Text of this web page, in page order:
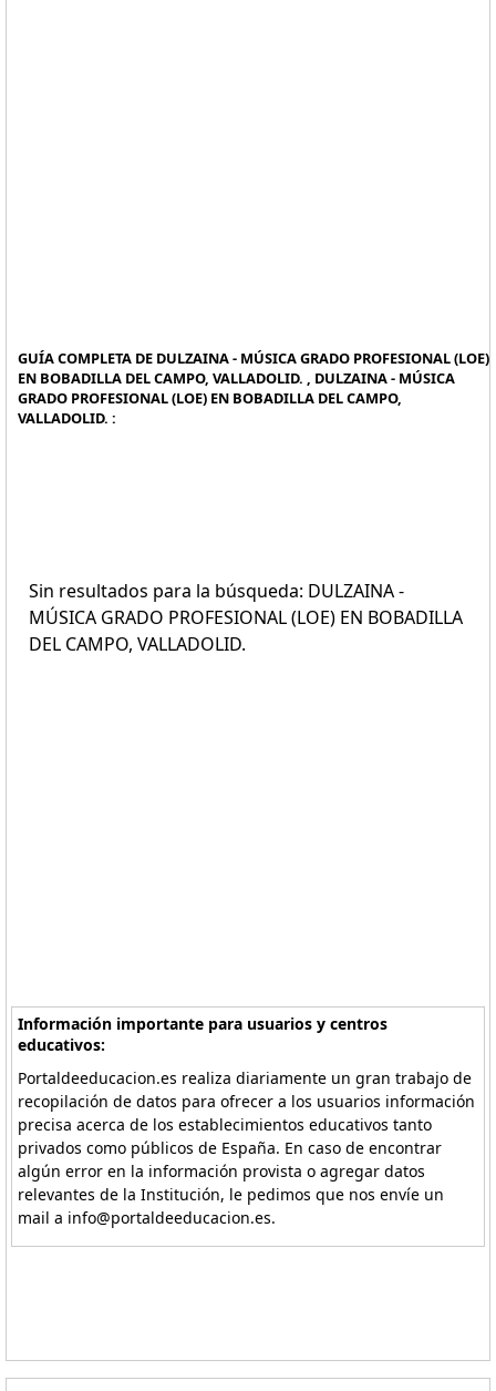
GUÍA COMPLETA DE DULZAINA - MÚSICA GRADO PROFESIONAL (LOE)
EN BOBADILLA DEL CAMPO, VALLADOLID. , DULZAINA - MÚSICA
GRADO PROFESIONAL (LOE) EN BOBADILLA DEL CAMPO,
VALLADOLID. :
Sin resultados para la búsqueda: DULZAINA -
MÚSICA GRADO PROFESIONAL (LOE) EN BOBADILLA
DEL CAMPO, VALLADOLID.
Información importante para usuarios y centros
educativos:
Portaldeeducacion.es realiza diariamente un gran trabajo de
recopilación de datos para ofrecer a los usuarios información
precisa acerca de los establecimientos educativos tanto
privados como públicos de España. En caso de encontrar
algún error en la información provista o agregar datos
relevantes de la Institución, le pedimos que nos envíe un
mail a info@portaldeeducacion.es.